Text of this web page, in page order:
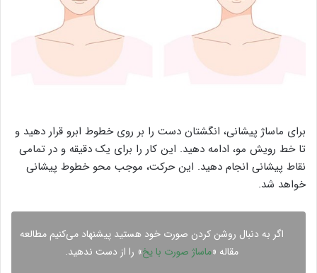
برای ماساژ پیشانی، انگشتان دست را بر روی خطوط ابرو قرار دهید و
تا خط رویش مو، ادامه دهید. این کار را برای یک دقیقه و در تمامی
نقاط پیشانی انجام دهید. این حرکت، موجب محو خطوط پیشانی
خواهد شد.
اگر به دنبال روشن کردن صورت خود هستید پیشنهاد می‌کنیم مطالعه
مقاله «ماساژ صورت با یخ» را از دست ندهید.